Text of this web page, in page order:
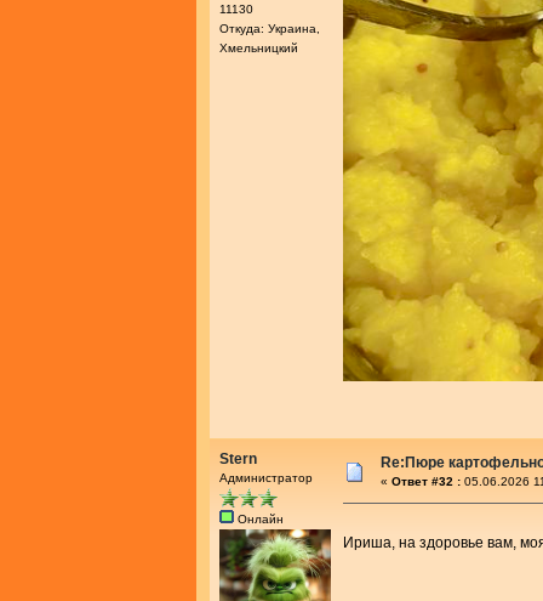
11130
Откуда: Украина,
Хмельницкий
Stern
Администратор
Онлайн
Re:Пюре
« Ответ #32 : 05.06.2026
Ириша, на здоровье вам,